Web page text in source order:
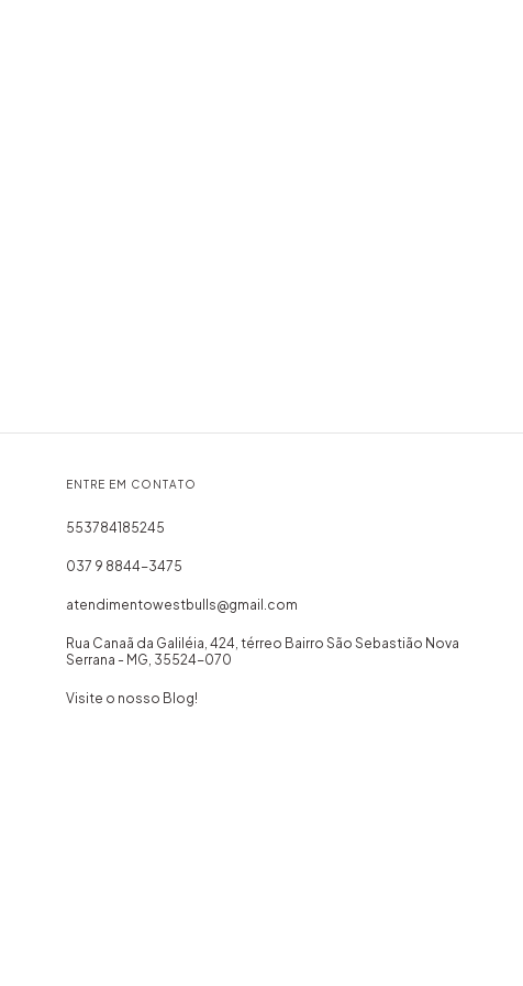
ENTRE EM CONTATO
553784185245
037 9 8844-3475
atendimentowestbulls@gmail.com
Rua Canaã da Galiléia, 424, térreo Bairro São Sebastião Nova
Serrana - MG, 35524-070
Visite o nosso Blog!